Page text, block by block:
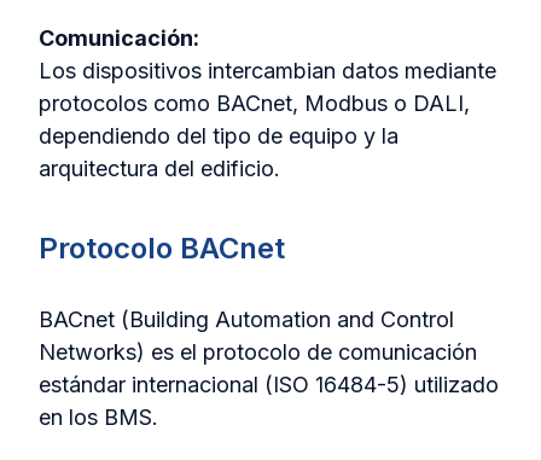
Comunicación:
Los dispositivos intercambian datos mediante
protocolos como BACnet, Modbus o DALI,
dependiendo del tipo de equipo y la
arquitectura del edificio.
Protocolo BACnet
BACnet (Building Automation and Control
Networks) es el protocolo de comunicación
estándar internacional (ISO 16484-5) utilizado
en los BMS.